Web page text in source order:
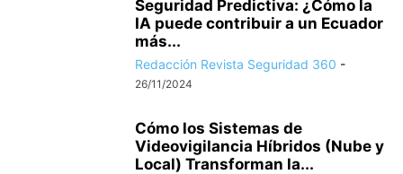
Seguridad Predictiva: ¿Cómo la
IA puede contribuir a un Ecuador
más...
Redacción Revista Seguridad 360 -
26/11/2024
Cómo los Sistemas de
Videovigilancia Híbridos (Nube y
Local) Transforman la...